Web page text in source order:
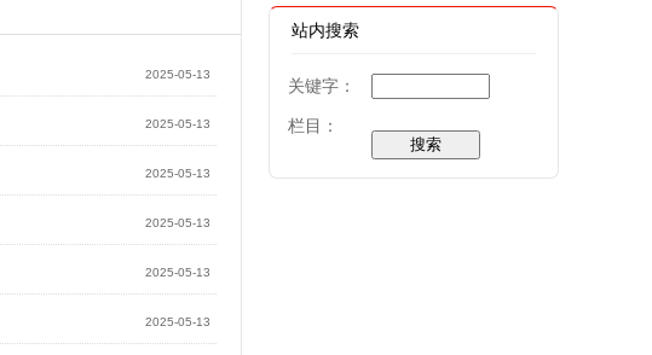
2025-05-13
2025-05-13
2025-05-13
2025-05-13
2025-05-13
2025-05-13
站内搜索
关键字：
栏目：